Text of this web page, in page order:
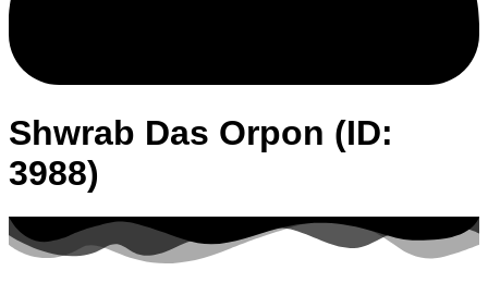
Shwrab Das Orpon (ID:
3988)